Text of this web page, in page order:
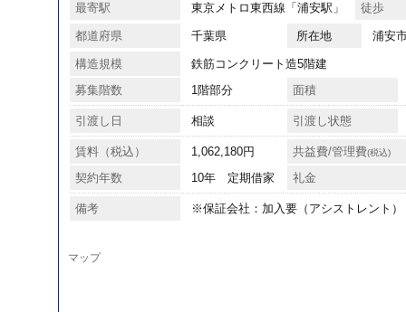
最寄駅 東京メトロ東西線「浦安駅」 徒歩
都道府県 千葉県 所在地 浦安
構造規模
鉄筋コンクリート造5階建
募集階数
1階部分 面積
引渡し日 相談 引渡し状態
賃料（税込） 1,062,180円 共益費/管理費(税込)
契約年数 10年 定期借家 礼金
備考 ※保証会社：加入要（アシストレント
マップ